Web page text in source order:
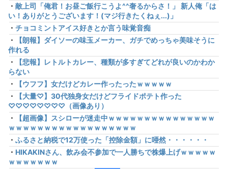
・ 敵上司「俺君！お昼ご飯行こうよ^^奢るからさ！」 新人俺「は
い！ありがとうございます！(マジ行きたくねぇ...)」
・ チョコミントアイス好きとか言う味覚音痴
・
【朗報】ダイソーの味玉メーカー、ガチでめっちゃ美味そうに
作れる
・
【悲報】レトルトカレー、種類が多すぎてどれが良いのかわか
らない
・
【ウフフ】女だけどカレー作ったったｗｗｗｗｗ
・
【大量♡】30代独身女だけどフライドポテト作った
♡♡♡♡♡♡♡♡（画像あり）
・
【超画像】スシローが迷走中ｗｗｗｗｗｗｗｗｗｗｗｗｗｗｗ
ｗｗｗｗｗｗｗｗｗｗｗｗｗｗｗｗｗｗ
・ ふるさと納税で12万使った「控除金額」に唖然・・・・・・
・ HIKAKINさん、飲み会不参加で一人勝ちで株爆上げｗｗｗｗｗ
ｗｗｗｗｗｗｗ